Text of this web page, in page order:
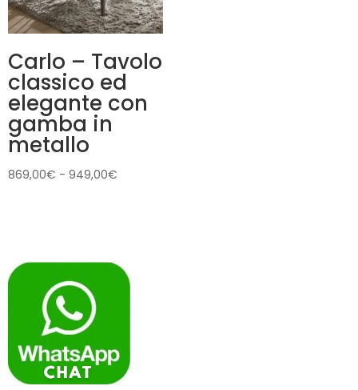
Carlo – Tavolo
classico ed
elegante con
gamba in
metallo
869,00€ - 949,00€
a
949,00€